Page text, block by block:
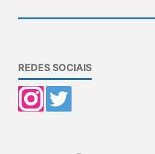
REDES SOCIAIS